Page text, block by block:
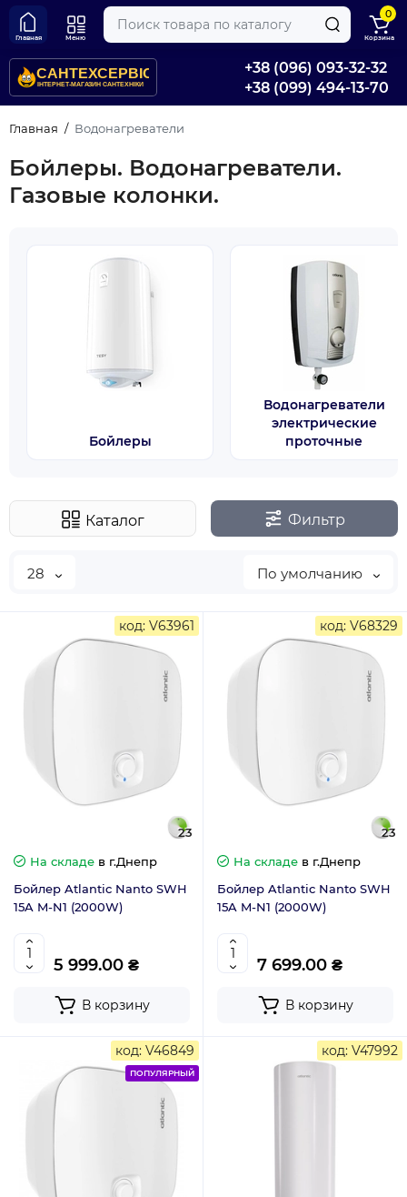
+38 (096) 093-32-32
+38 (099) 494-13-70
Главная Меню
0
Корзина
Главная Водонагреватели
Бойлеры. Водонагреватели.
Газовые колонки.
Бойлеры
Водонагреватели
электрические
проточные
Каталог Фильтр
28 По умолчанию
код: V63961
23
На складе в г.Днепр
Бойлер Atlantic Nanto SWH
15A M-N1 (2000W)
5 999.00 ₴
В корзину
код: V68329
23
На складе в г.Днепр
Бойлер Atlantic Nanto SWH
15A M-N1 (2000W)
7 699.00 ₴
В корзину
код: V46849
ПОПУЛЯРНЫЙ
код: V47992